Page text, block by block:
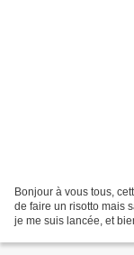
Bonjour à vous tous,
de faire un risotto mais
je me suis lancée, et